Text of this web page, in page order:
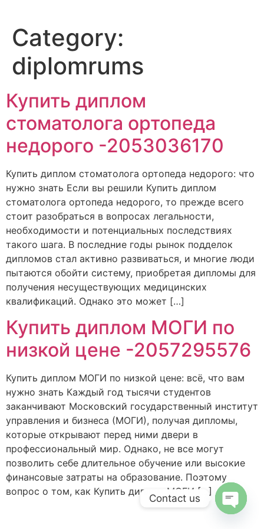
Category:
diplomrums
Купить диплом
стоматолога ортопеда
недорого -2053036170
Купить диплом стоматолога ортопеда недорого: что
нужно знать Если вы решили Купить диплом
стоматолога ортопеда недорого, то прежде всего
стоит разобраться в вопросах легальности,
необходимости и потенциальных последствиях
такого шага. В последние годы рынок подделок
дипломов стал активно развиваться, и многие люди
пытаются обойти систему, приобретая дипломы для
получения несуществующих медицинских
квалификаций. Однако это может […]
Купить диплом МОГИ по
низкой цене -2057295576
Купить диплом МОГИ по низкой цене: всё, что вам
нужно знать Каждый год тысячи студентов
заканчивают Московский государственный институт
управления и бизнеса (МОГИ), получая дипломы,
которые открывают перед ними двери в
профессиональный мир. Однако, не все могут
позволить себе длительное обучение или высокие
финансовые затраты на образование. Поэтому
вопрос о том, как Купить диплом МОГИ […]
Contact us